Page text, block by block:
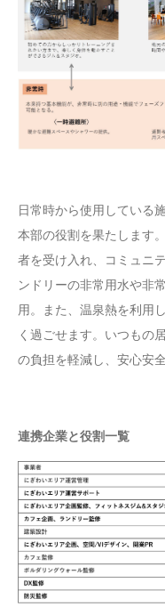
日常時から使用している
本部の役割を果たします
者を受け入れ、コミュニ
ンドリーの非常用水や非
用。また、温泉熱を利用
く過ごせます。いつもの
の負担を軽減し、安心安
連携企業と役割一覧